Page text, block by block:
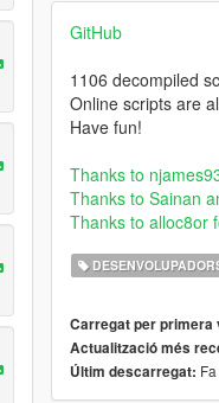
GitHub
1106 decompiled
Online scripts are
Have fun!
Thanks to
Thanks to Sainan
Thanks to alloc8or
Carregat per primera
Actualització més
Últim descarregat: